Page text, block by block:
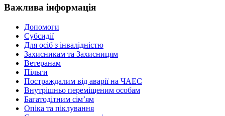
Важлива інформація
Допомоги
Субсидії
Для осіб з інвалідністю
Захисникам та Захисницям
Ветеранам
Пільги
Постраждалим від аварії на ЧАЕС
Внутрішньо переміщеним особам
Багатодітним сім’ям
Опіка та піклування